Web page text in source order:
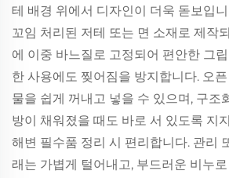
테 배경 위에서 디자인이 더욱 돋보입
꼬임 처리된 저테 또는 면 소재로 제작
에 이중 바느질로 고정되어 편안한 그
한 사용에도 찢어짐을 방지합니다. 오
물을 쉽게 꺼내고 넣을 수 있으며, 구조
방이 채워졌을 때도 바로 서 있도록 지
해변 필수품 정리 시 편리합니다. 관리
래는 가볍게 털어내고, 부드러운 비누